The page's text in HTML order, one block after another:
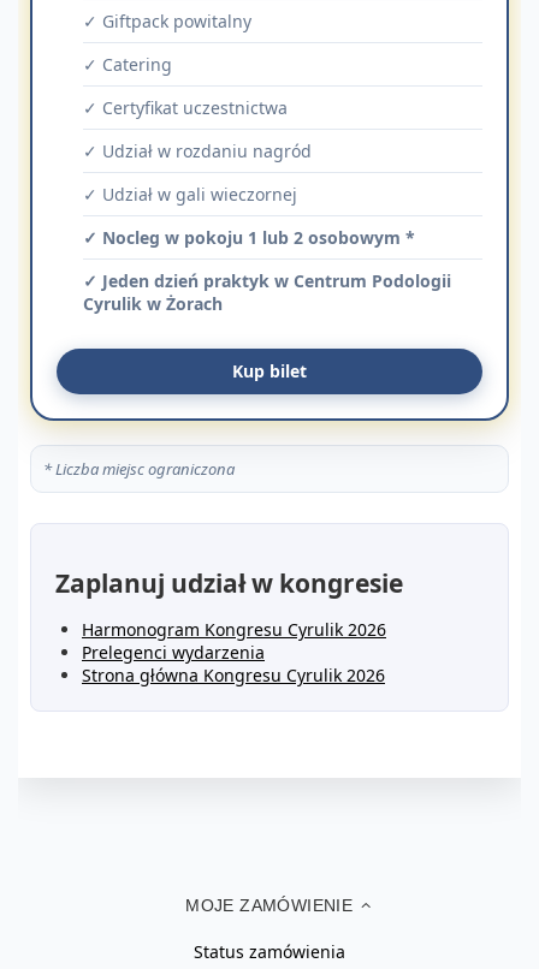
✓ Giftpack powitalny
✓ Catering
✓ Certyfikat uczestnictwa
✓ Udział w rozdaniu nagród
✓ Udział w gali wieczornej
✓ Nocleg w pokoju 1 lub 2 osobowym *
✓ Jeden dzień praktyk w Centrum Podologii
Cyrulik w Żorach
Kup bilet
* Liczba miejsc ograniczona
Zaplanuj udział w kongresie
Harmonogram Kongresu Cyrulik 2026
Prelegenci wydarzenia
Strona główna Kongresu Cyrulik 2026
MOJE ZAMÓWIENIE
Status zamówienia